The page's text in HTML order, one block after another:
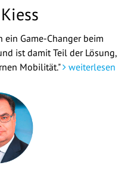
ein Game-Changer beim
ist damit Teil der Lösung,
Mobilität." weiterlesen